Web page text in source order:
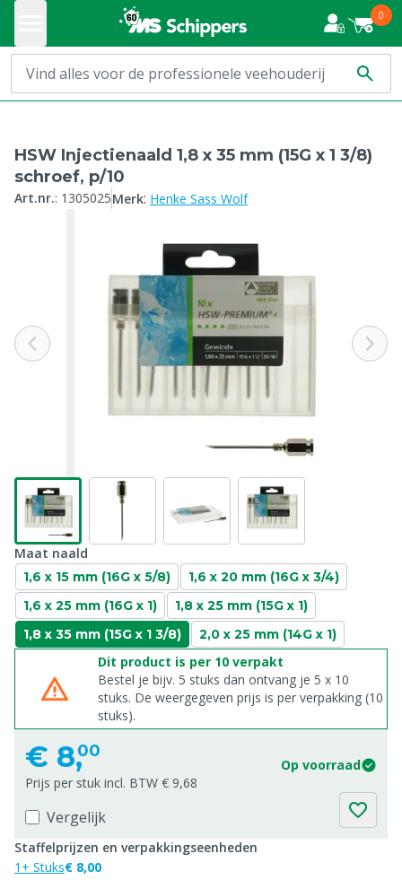
0
HSW Injectienaald 1,8 x 35 mm (15G x 1 3/8)
schroef, p/10
Art.nr.: 1305025Merk: Henke Sass Wolf
Maat naald
1,6 x 15 mm (16G x 5/8)
1,6 x 20 mm (16G x 3/4)
1,6 x 25 mm (16G x 1)
1,8 x 25 mm (15G x 1)
1,8 x 35 mm (15G x 1 3/8)
2,0 x 25 mm (14G x 1)
Dit product is per 10 verpakt
Bestel je bijv. 5 stuks dan ontvang je 5 x 10
stuks. De weergegeven prijs is per verpakking (10
stuks).
€ 8,00
Op voorraad
Prijs per stuk incl. BTW € 9,68
Vergelijk
Staffelprijzen en verpakkingseenheden
1+ Stuks€ 8,00